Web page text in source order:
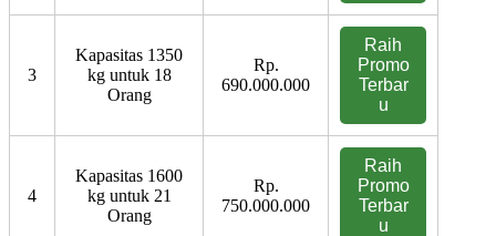
3
Kapasitas 1350
kg untuk 18
Orang
Rp.
690.000.000
Raih
Promo
Terbar
u
4
Kapasitas 1600
kg untuk 21
Orang
Rp.
750.000.000
Raih
Promo
Terbar
u